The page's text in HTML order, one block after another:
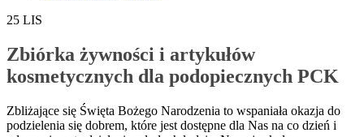
25 LIS
Zbiórka żywności i artykułów
kosmetycznych dla podopiecznych PCK
Zbliżające się Święta Bożego Narodzenia to wspaniała okazja do
podzielenia się dobrem, które jest dostępne dla Nas na co dzień i